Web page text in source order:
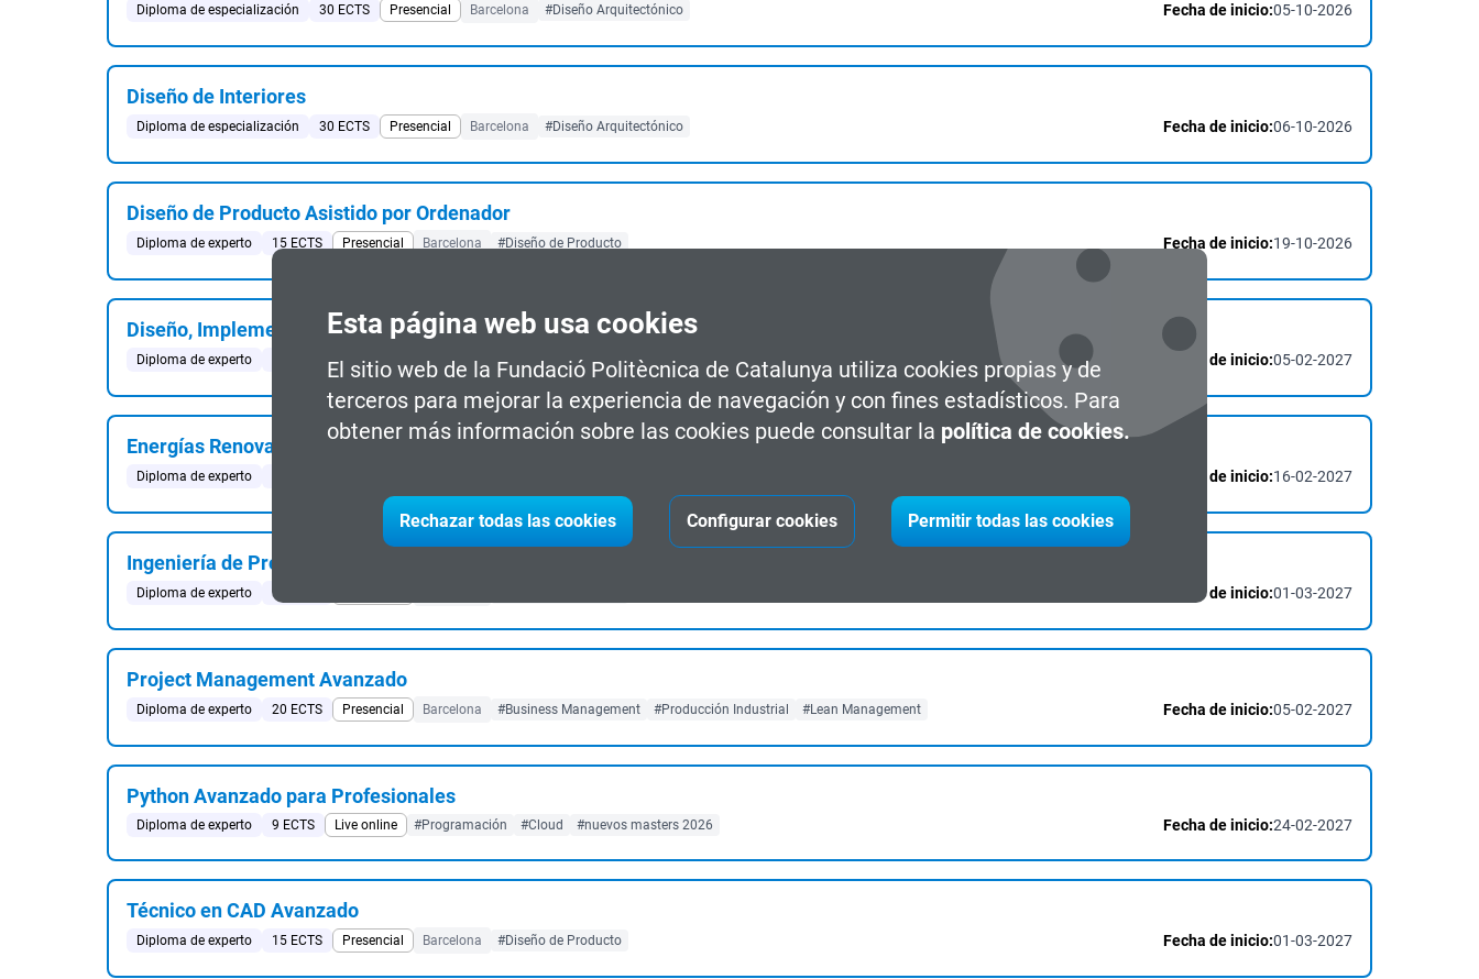
Esta página web usa cookies
El sitio web de la Fundació Politècnica de Catalunya utiliza cookies propias y de
terceros para mejorar la experiencia de navegación y con fines estadísticos. Para
obtener más información sobre las cookies puede consultar la política de cookies.
Rechazar todas las cookies Configurar cookies Permitir todas las cookies
Diploma de especialización 30 ECTS Presencial Barcelona #Diseño Arquitectónico Fecha de inicio:05-10-2026
Diseño de Interiores
Diploma de especialización 30 ECTS Presencial Barcelona #Diseño Arquitectónico Fecha de inicio:06-10-2026
Diseño de Producto Asistido por Ordenador
Diploma de experto 15 ECTS Presencial Barcelona #Diseño de Producto Fecha de inicio:19-10-2026
Diseño, Implementación y Operación de Plantas de Biogás y Biometano
Diploma de experto Presencial Barcelona #Energías Renovables #Eficiencia Energética Fecha de inicio:05-02-2027
Energías Renovables: Diseño e Integración de Sistemas
Diploma de experto Fecha de inicio:16-02-2027
Ingeniería de Procesos de Fabricación
Diploma de experto 15 ECTS Fecha de inicio:01-03-2027
Project Management Avanzado
Diploma de experto 20 ECTS Presencial Barcelona #Business Management #Producción Industrial #Lean Management Fecha de inicio:05-02-2027
Python Avanzado para Profesionales
Diploma de experto 9 ECTS Live online #Programación #Cloud #nuevos masters 2026 Fecha de inicio:24-02-2027
Técnico en CAD Avanzado
Diploma de experto 15 ECTS Presencial Barcelona #Diseño de Producto Fecha de inicio:01-03-2027